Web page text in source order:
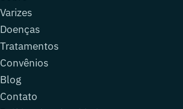
Varizes
Doenças
Tratamentos
Convênios
Blog
Contato